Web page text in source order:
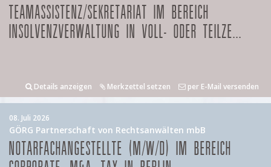
TEAMASSISTENZ/SEKRETARIAT IM BEREICH
INSOLVENZVERWALTUNG IN VOLL- ODER TEILZE...
Details anzeigen Merkzettel setzen per E-Mail versenden
08. Juli 2026
GÖRG Partnerschaft von Rechtsanwälten mbB
NOTARFACHANGESTELLTE (M/W/D) IM BEREICH